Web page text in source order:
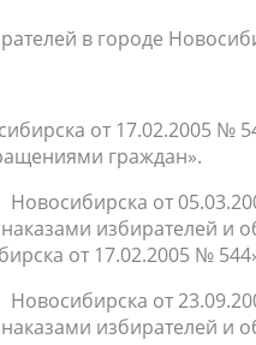
в городе
от 17.02.2005 №
граждан».
Новосибирска от
избирателей и
от 17.02.2005 №
Новосибирска от
избирателей и